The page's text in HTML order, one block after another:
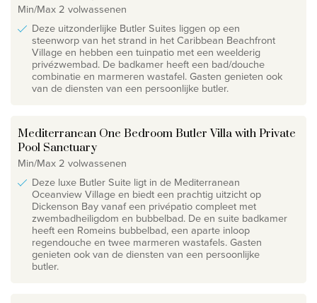
Min/Max 2 volwassenen
Deze uitzonderlijke Butler Suites liggen op een
steenworp van het strand in het Caribbean Beachfront
Village en hebben een tuinpatio met een weelderig
privézwembad. De badkamer heeft een bad/douche
combinatie en marmeren wastafel. Gasten genieten ook
van de diensten van een persoonlijke butler.
Mediterranean One Bedroom Butler Villa with Private
Pool Sanctuary
Min/Max 2 volwassenen
Deze luxe Butler Suite ligt in de Mediterranean
Oceanview Village en biedt een prachtig uitzicht op
Dickenson Bay vanaf een privépatio compleet met
zwembadheiligdom en bubbelbad. De en suite badkamer
heeft een Romeins bubbelbad, een aparte inloop
regendouche en twee marmeren wastafels. Gasten
genieten ook van de diensten van een persoonlijke
butler.